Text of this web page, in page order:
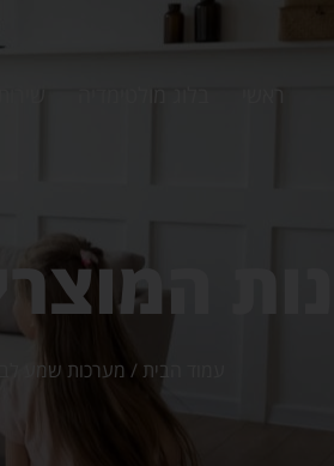
חנות
עמוד הבית / מערכות שמע